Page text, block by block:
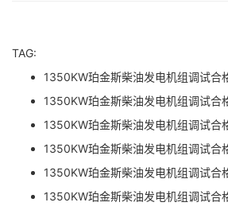
TAG:
1350KW珀金斯柴油发电机组调试合
1350KW珀金斯柴油发电机组调试合
1350KW珀金斯柴油发电机组调试合
1350KW珀金斯柴油发电机组调试合
1350KW珀金斯柴油发电机组调试合
1350KW珀金斯柴油发电机组调试合